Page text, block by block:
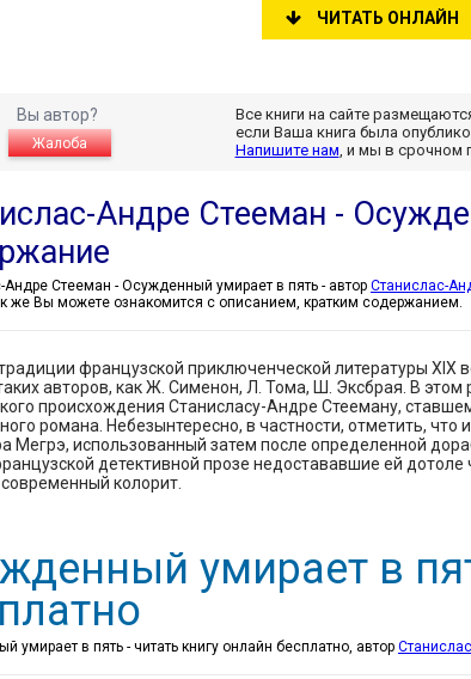
ЧИТАТЬ ОНЛАЙН
Вы автор?
Жалоба
Все книги на сайте
если Ваша книга была
Напишите нам, и мы в срочном
Андре Стееман -
Станислас-Андре Стееман - Осужденный умирает в пять - автор Станислас-
же Вы можете ознакомится с описанием, кратким содержанием.
французской приключенческой литературы
авторов, как Ж. Сименон, Л. Тома, Ш. Эксбрая. В
происхождения Станисласу-Андре Стееману,
романа. Небезынтересно, в частности, отметить,
Мегрэ, использованный затем после определенной
детективной прозе недостававшие ей
колорит.
умирает в
умирает в пять - читать книгу онлайн бесплатно, автор